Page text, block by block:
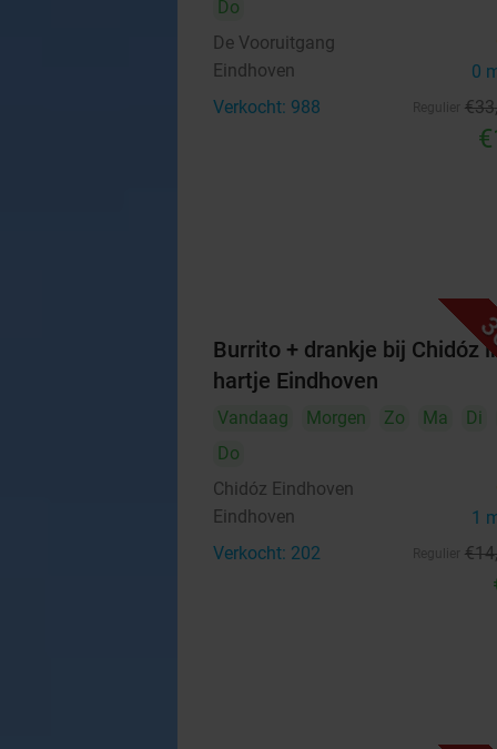
Do
De Vooruitgang
Eindhoven 0
Verkocht: 988 €33
Burrito + drankje bij Chidóz
hartje Eindhoven
Vandaag Morgen Zo Ma Di
Do
Chidóz Eindhoven
Eindhoven 1
Verkocht: 202 €14